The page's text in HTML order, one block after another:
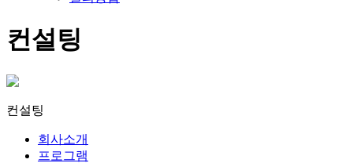
컨설팅
컨설팅
회사소개
프로그램